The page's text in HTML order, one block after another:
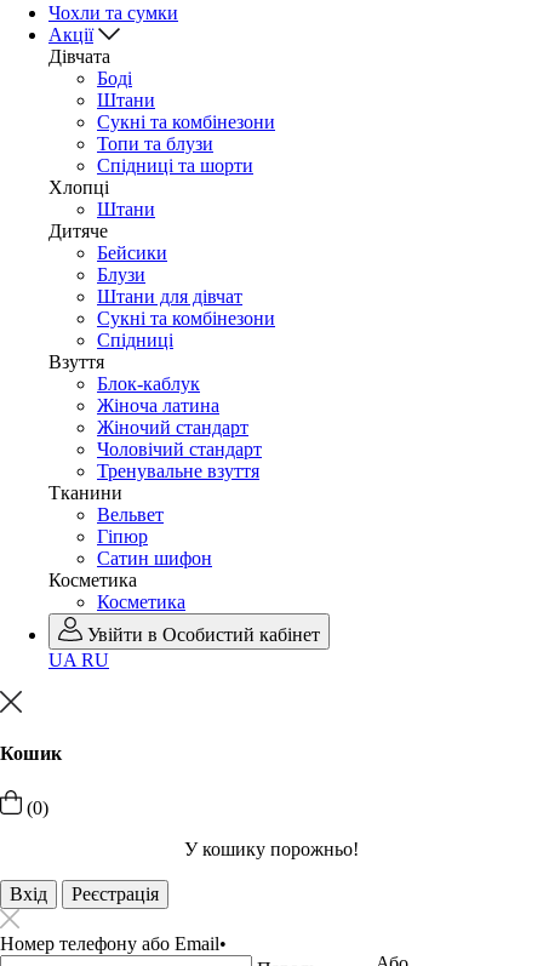
Чохли та сумки
Акції
Дівчата
Боді
Штани
Сукні та комбінезони
Топи та блузи
Спідниці та шорти
Хлопці
Штани
Дитяче
Бейсики
Блузи
Штани для дівчат
Сукні та комбінезони
Спідниці
Взуття
Блок-каблук
Жіноча латина
Жіночий стандарт
Чоловічий стандарт
Тренувальне взуття
Тканини
Вельвет
Гіпюр
Сатин шифон
Косметика
Косметика
Увійти в Особистий кабінет
UA RU
Кошик
(0)
У кошику порожньо!
Вхід Реєстрація
Номер телефону або Email•